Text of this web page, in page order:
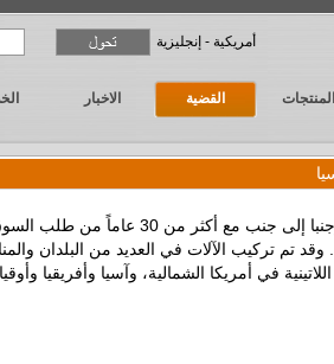
أمريكية - إنجليزية
الاخبار القضية المنتجات
استيعاب التكنولوجيا المتقدمة من أوروبا، وجنبا إلى جنب مع أكثر من 30 عاماً من
تم تركيب الآلات في العديد من البلدان
في أمريكا الشمالية، وآسيا وأفريقيا